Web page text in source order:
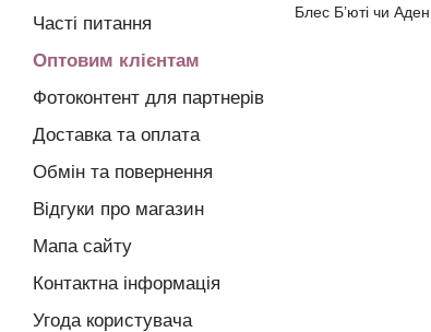
Блес Б’юті чи Аден.
Часті питання
Оптовим клієнтам
Фотоконтент для партнерів
Доставка та оплата
Обмін та повернення
Відгуки про магазин
Мапа сайту
Контактна інформація
Угода користувача